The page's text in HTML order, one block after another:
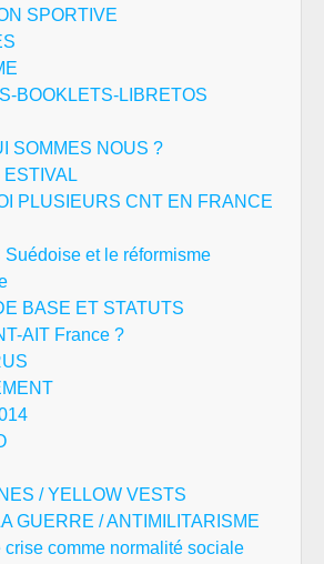
SPORTIVE
BOOKLETS-LIBRETOS
SOMMES NOUS ?
ESTIVAL
PLUSIEURS CNT EN FRANCE
Suédoise et le réformisme
BASE ET STATUTS
AIT France ?
/ YELLOW VESTS
GUERRE / ANTIMILITARISME
crise comme normalité sociale